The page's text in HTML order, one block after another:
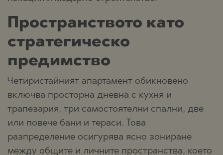
Пространството като
стратегическо
предимство
Четиристайният апартамент обикновено
включва просторна дневна с кухня и
трапезария, три самостоятелни спални, две
или повече бани и тераси. Това
разпределение осигурява ясно зониране
между общите и личните пространства, което